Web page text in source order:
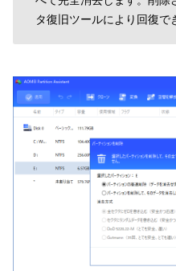
タ復旧ツールにより回復で